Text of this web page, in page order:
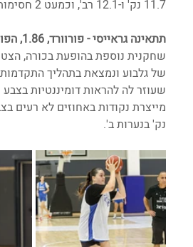
11.7 נק' ו-12.1 רב', וכמעט 2 חסימות למשחק.
תתאינה גראייסי - פורוורד, 1.86, הפועל גלבוע מעיינות
שחקנית נוספת בהופעת בכורה,
של גלבוע ונמצאת בתהליך
שעוזר לה להראות דומיננטיות
נק' בנערות ב'.